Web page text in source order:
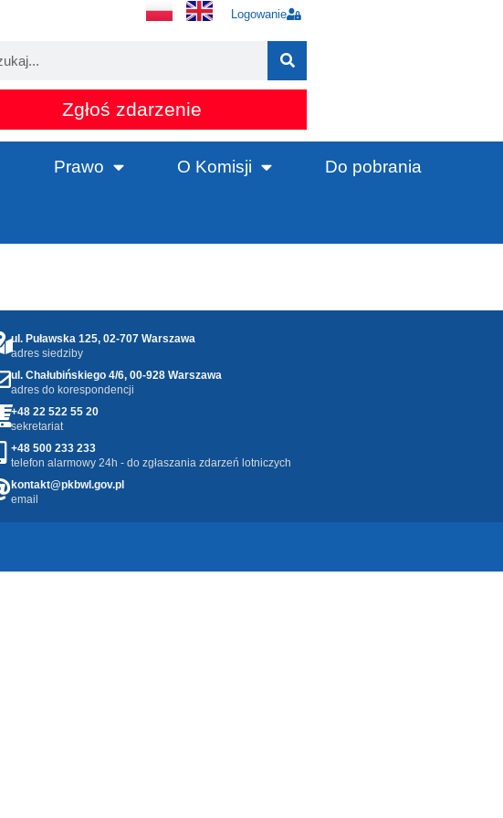
Logowanie
Zgłoś zdarzenie
Prawo O Komisji Do pobrania
ul. Puławska 125, 02-707 Warszawa
adres siedziby
ul. Chałubińskiego 4/6, 00-928 Warszawa
adres do korespondencji
+48 22 522 55 20
sekretariat
+48 500 233 233
telefon alarmowy 24h - do zgłaszania zdarzeń lotniczych
kontakt@pkbwl.gov.pl
email